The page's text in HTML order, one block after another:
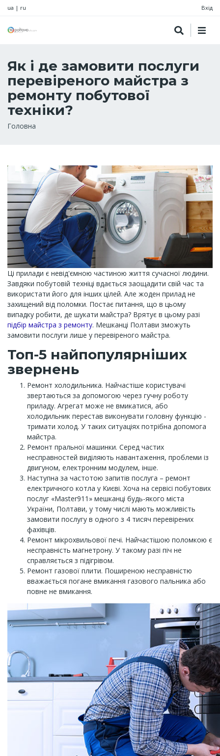
ua | ru Вхід
Як і де замовити послуги
перевіреного майстра з
ремонту побутової
техніки?
Рядок
Головна
Ці прилади є невід'ємною частиною життя сучасної людини.
Завдяки побутовій техніці вдається заощадити свій час та
використати його для інших цілей. Але жоден прилад не
захищений від поломки. Постає питання, що в цьому
випадку робити, де шукати майстра? Врятує в цьому разі
підбір майстра з ремонту. Мешканці Полтави зможуть
замовити послуги лише у перевіреного майстра.
Топ-5 найпопулярніших
звернень
Ремонт холодильника. Найчастіше користувачі
звертаються за допомогою через гучну роботу
приладу. Агрегат може не вмикатися, або
холодильник перестав виконувати головну функцію -
тримати холод. У таких ситуаціях потрібна допомога
майстра.
Ремонт пральної машинки. Серед частих
несправностей виділяють навантаження, проблеми із
двигуном, електронним модулем, інше.
Наступна за частотою запитів послуга – ремонт
електричного котла у Києві. Хоча на сервісі побутових
послуг «Master911» мешканці будь-якого міста
України, Полтави, у тому числі мають можливість
замовити послугу в одного з 4 тисяч перевірених
фахівців.
Ремонт мікрохвильової печі. Найчастішою поломкою є
несправність магнетрону. У такому разі піч не
справляється з підігрівом.
Ремонт газової плити. Поширеною несправністю
вважається погане вмикання газового пальника або
повне не вмикання.